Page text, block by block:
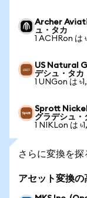
Archer
ュ・タカ
1 ACHRon は
US Natural
デシュ・タカ
1 UNGon は
Sprott Nickel
グラデシュ・
1 NIKLon は
さらに変換を探
アセット変換の